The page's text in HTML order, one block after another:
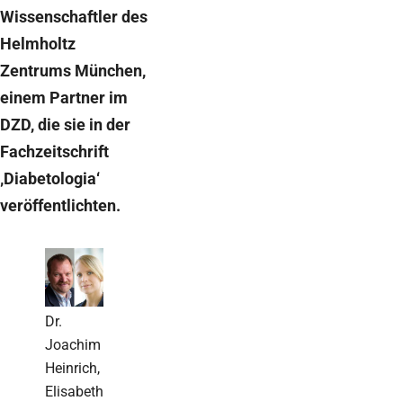
Wissenschaftler des
Helmholtz
Zentrums München,
einem Partner im
DZD, die sie in der
Fachzeitschrift
‚Diabetologia‘
veröffentlichten.
Dr.
Joachim
Heinrich,
Elisabeth